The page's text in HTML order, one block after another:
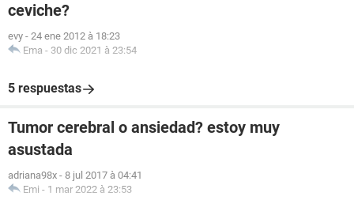
ceviche?
evy - 24 ene 2012 à 18:23
Ema - 30 dic 2021 à 23:54
5 respuestas
Tumor cerebral o ansiedad? estoy muy
asustada
adriana98x - 8 jul 2017 à 04:41
Emi - 1 mar 2022 à 23:53